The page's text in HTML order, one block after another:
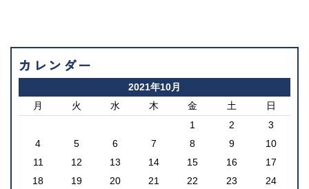
カレンダー
2021年10月
月
火 水 木 金 土 日
1 2
3
4
5 6 7 8 9
10
11
12 13 14 15 16
17
18
19 20 21 22 23
24